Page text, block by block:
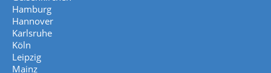
Hamburg
Hannover
Karlsruhe
Köln
Leipzig
Mainz